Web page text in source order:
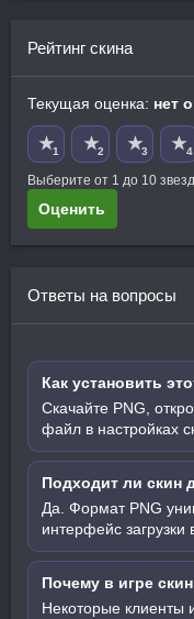
Рейтинг скина
Текущая оценка: нет
★1 ★2 ★3 ★4
Выберите от 1 до 10
Оценить
Ответы на вопросы
Как установить
Скачайте PNG,
файл в настройках
Подходит ли скин
Да. Формат PNG
интерфейс загрузки
Почему в игре
Некоторые клиенты